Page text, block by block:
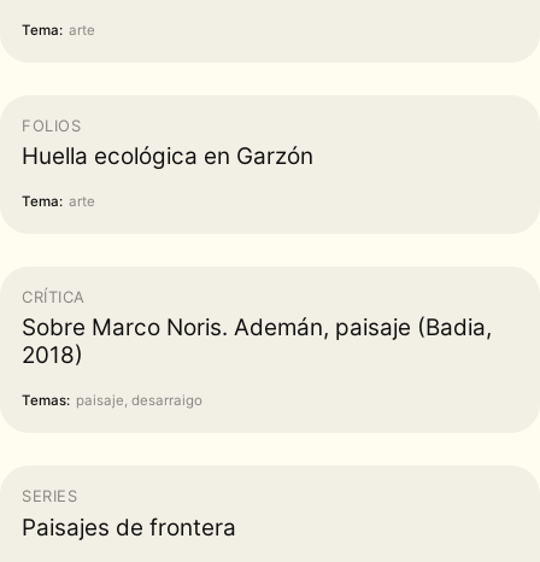
Tema: arte
FOLIOS
Huella ecológica en Garzón
Tema: arte
CRÍTICA
Sobre Marco Noris. Ademán, paisaje (Badia,
2018)
Temas: paisaje, desarraigo
SERIES
Paisajes de frontera